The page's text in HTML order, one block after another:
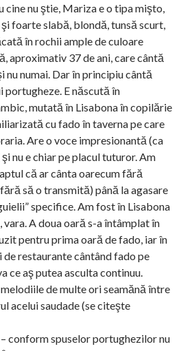
cine nu ştie, Mariza e o tipa mişto,
foarte slabă, blondă, tunsă scurt,
în rochii ample de culoare
aproximativ 37 de ani, care cântă
nu numai. Dar în principiu cântă
portugheze. E născută în
mutată în Lisabona în copilărie
cu fado în taverna pe care
Are o voce impresionantă (ca
nu e chiar pe placul tuturor. Am
că ar cânta oarecum fără
să o transmită) până la agasare
specifice. Am fost în Lisabona
A doua oară s-a întâmplat în
pentru prima oară de fado, iar în
restaurante cântând fado pe
ce aş putea asculta continuu.
de multe ori seamănă între
acelui saudade (se citeşte
– conform spuselor portughezilor nu